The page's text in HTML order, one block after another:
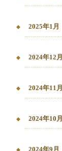
2025年1月
2024年12月
2024年11月
2024年10月
2024年9月